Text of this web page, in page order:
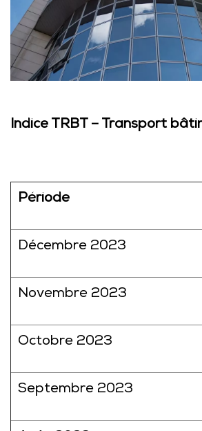
Indice TRBT – Transport
Période
Décembre 2023
Novembre 2023
Octobre 2023
Septembre 2023